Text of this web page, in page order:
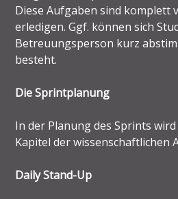
Diese Aufgaben sind komplett
erledigen. Ggf. können sich
Betreuungsperson kurz
besteht.
Die Sprintplanung
In der Planung des Sprints
Kapitel der wissenschaftlichen
Daily Stand-Up